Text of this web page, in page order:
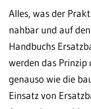
Alles, was der
nahbar und auf
Handbuchs
werden das
genauso wie die
Einsatz von